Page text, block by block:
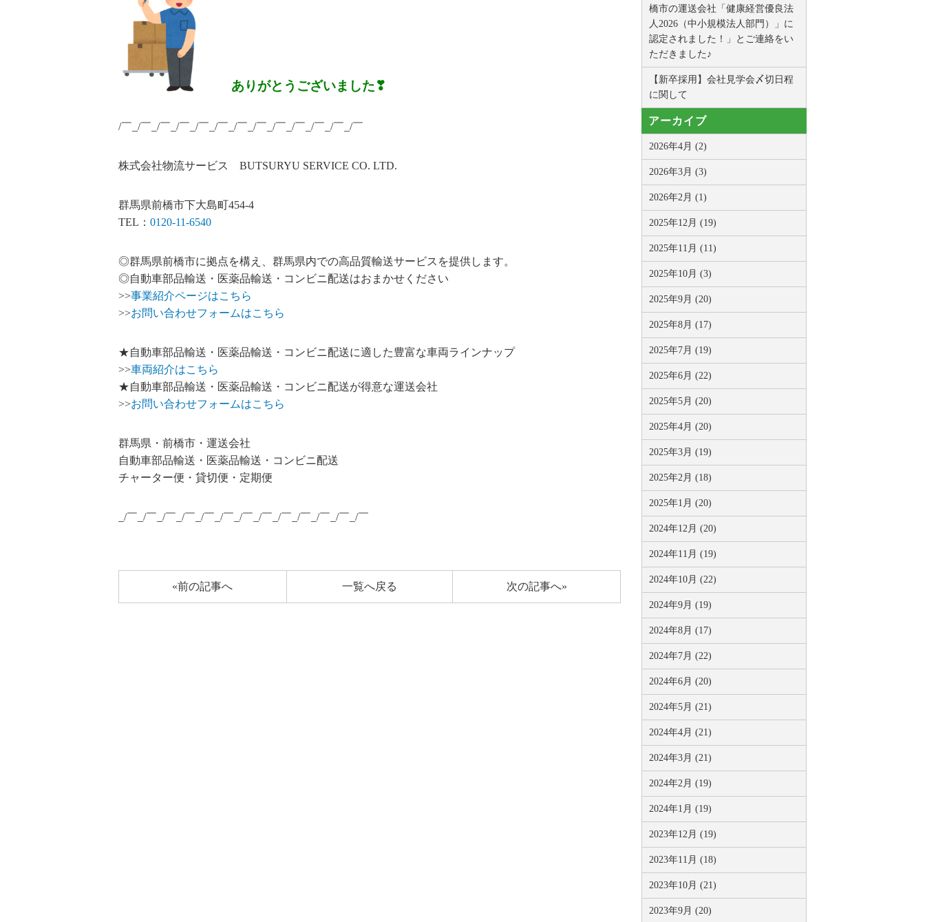
ありがとうございました❣
/￣_/￣_/￣_/￣_/￣_/￣_/￣_/￣_/￣_/￣_/￣_/￣_/￣
株式会社物流サービス BUTSURYU SERVICE CO. LTD.
群馬県前橋市下大島町454-4
TEL： 0120-11-6540
◎群馬県前橋市に拠点を構え、群馬県内での高品質輸送サービスを提供します。
◎自動車部品輸送・医薬品輸送・コンビニ配送はおまかせください
>>事業紹介ページはこちら
>>お問い合わせフォームはこちら
★自動車部品輸送・医薬品輸送・コンビニ配送に適した豊富な車両ラインナップ
>>車両紹介はこちら
★自動車部品輸送・医薬品輸送・コンビニ配送が得意な運送会社
>>お問い合わせフォームはこちら
群馬県・前橋市・運送会社
自動車部品輸送・医薬品輸送・コンビニ配送
チャーター便・貸切便・定期便
_/￣_/￣_/￣_/￣_/￣_/￣_/￣_/￣_/￣_/￣_/￣_/￣_/￣
«前の記事へ 次の記事へ»
一覧へ戻る
橋市の運送会社「健康経営優良法
人2026（中小規模法人部門）」に
認定されました！」とご連絡をい
ただきました♪
【新卒採用】会社見学会〆切日程
に関して
アーカイブ
2026年4月 (2)
2026年3月 (3)
2026年2月 (1)
2025年12月 (19)
2025年11月 (11)
2025年10月 (3)
2025年9月 (20)
2025年8月 (17)
2025年7月 (19)
2025年6月 (22)
2025年5月 (20)
2025年4月 (20)
2025年3月 (19)
2025年2月 (18)
2025年1月 (20)
2024年12月 (20)
2024年11月 (19)
2024年10月 (22)
2024年9月 (19)
2024年8月 (17)
2024年7月 (22)
2024年6月 (20)
2024年5月 (21)
2024年4月 (21)
2024年3月 (21)
2024年2月 (19)
2024年1月 (19)
2023年12月 (19)
2023年11月 (18)
2023年10月 (21)
2023年9月 (20)